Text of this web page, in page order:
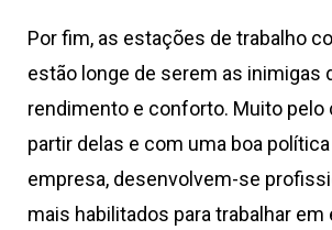
Por fim, as estações de trabalho
estão longe de serem as inimigas
rendimento e conforto. Muito pelo
partir delas e com uma boa
empresa, desenvolvem-se
mais habilitados para trabalhar em